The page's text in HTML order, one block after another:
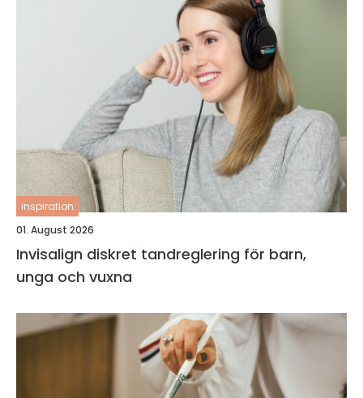
inspiration
01. August 2026
Invisalign diskret tandreglering för barn,
unga och vuxna